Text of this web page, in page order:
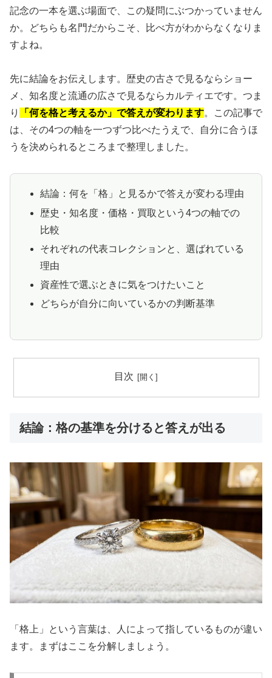
記念の一本を選ぶ場面で、この疑問にぶつかっていません
か。どちらも名門だからこそ、比べ方がわからなくなりま
すよね。
先に結論をお伝えします。歴史の古さで見るならショー
メ、知名度と流通の広さで見るならカルティエです。つま
り
「何を格と考えるか」で答えが変わります。この記事で
は、その4つの軸を一つずつ比べたうえで、自分に合うほ
うを決められるところまで整理しました。
結論：何を「格」と見るかで答えが変わる理由
歴史・知名度・価格・買取という4つの軸での
比較
それぞれの代表コレクションと、選ばれている
理由
資産性で選ぶときに気をつけたいこと
どちらが自分に向いているかの判断基準
目次
結論：格の基準を分けると答えが出る
「格上」という言葉は、人によって指しているものが違い
ます。まずはここを分解しましょう。